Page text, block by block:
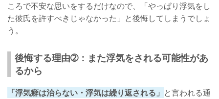
ころで不安な思いをするだけなので、「やっぱり浮気をし
た彼氏を許すべきじゃなかった」と後悔してしまうでしょ
う。
後悔する理由➁：また浮気をされる可能性があ
るから
「浮気癖は治らない・浮気は繰り返される」 と言われる通